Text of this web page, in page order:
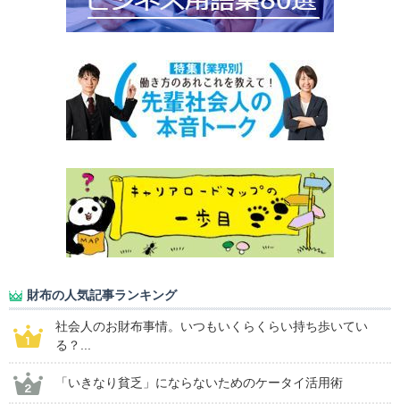
財布の人気記事ランキング
社会人のお財布事情。いつもいくらくらい持ち歩いてい
る？...
「いきなり貧乏」にならないためのケータイ活用術